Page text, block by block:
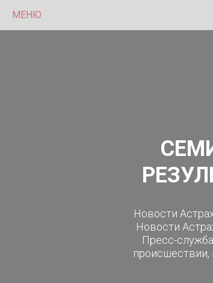
МЕНЮ
Новости
Новости
Пресс-
происшествии,